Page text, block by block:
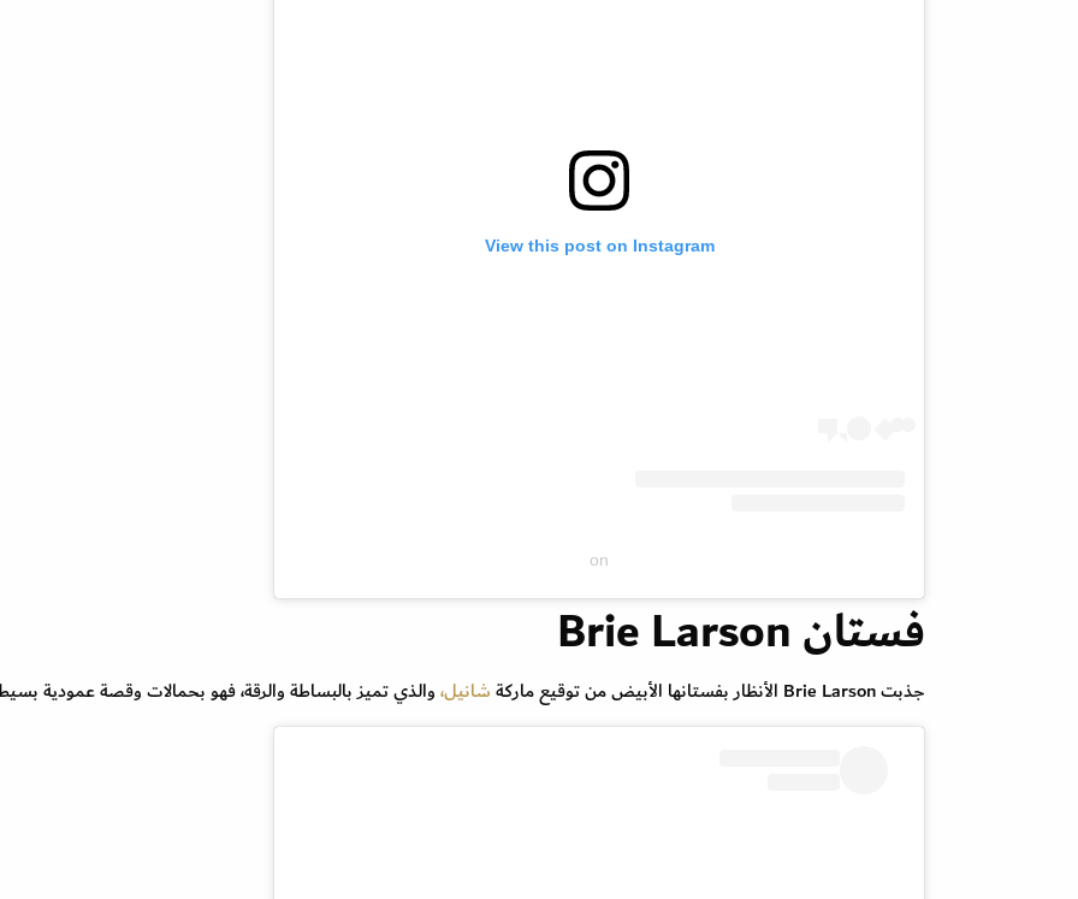
View this post on Instagram
on
فستان Brie Larson
جذبت Brie Larson الأنظار بفستانها الأبيض من توقيع ماركة شانيل،والذي تميز بالبساطة والرقة، فهو بحمالات وقصة عمودية